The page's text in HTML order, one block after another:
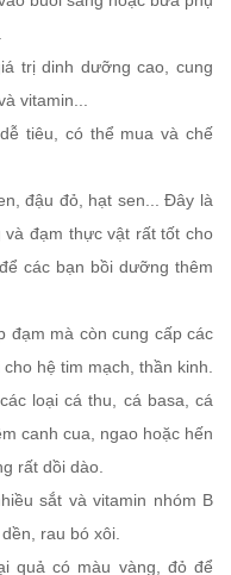
trị dinh dưỡng cao, cung
vitamin...
tiêu, có thể mua và chế
đậu đỏ, hạt sen... Đây là
và đạm thực vật rất tốt cho
các bạn bồi dưỡng thêm
đạm mà còn cung cấp các
hệ tim mạch, thần kinh.
loại cá thu, cá basa, cá
canh cua, ngao hoặc hến
rất dồi dào.
sắt và vitamin nhóm B
rau bó xôi.
quả có màu vàng, đỏ để